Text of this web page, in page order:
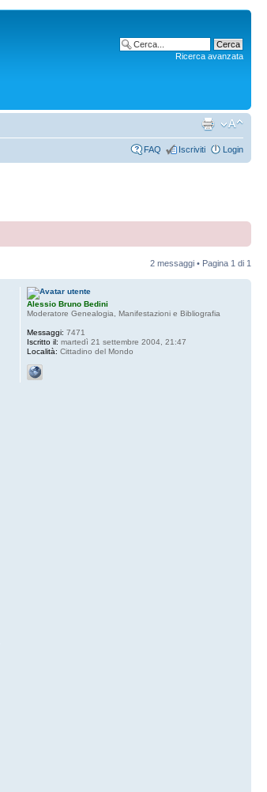
Ricerca avanzata
FAQ Iscriviti Login
2 messaggi • Pagina 1 di 1
Alessio Bruno Bedini
Moderatore Genealogia, Manifestazioni e Bibliografia
Messaggi: 7471
Iscritto il: martedì 21 settembre 2004, 21:47
Località: Cittadino del Mondo